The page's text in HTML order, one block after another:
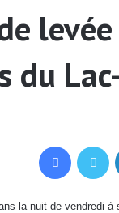
du
Facebook
la nuit de vendredi